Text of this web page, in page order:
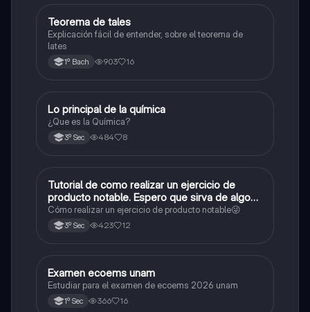
Matemáticas
Teorema de tales
Explicación fácil de entender, sobre el teorema de
lates
1º Bach 903 16
Química
Lo principal de la química
¿Que es la Química?
3º Sec 484 8
Matemáticas
Tutorial de como realizar un ejercicio de
producto notable. Espero que sirva de algo💕
😜
Cómo realizar un ejercicio de producto notable😜
3º Sec 423 12
Español
Examen ecoems unam
Estudiar para el examen de ecoems 2026 unam
1º Sec 366 16